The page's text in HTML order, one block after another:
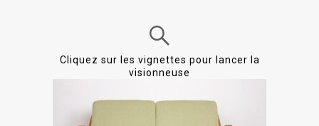
Cliquez sur les vignettes pour lancer la
visionneuse